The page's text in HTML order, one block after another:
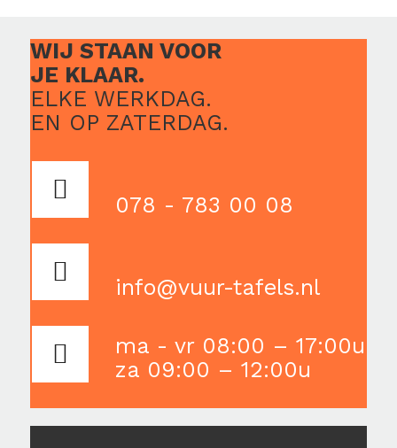
WIJ STAAN VOOR
JE KLAAR.
ELKE WERKDAG.
EN OP ZATERDAG.
078 - 783 00 08
info@vuur-tafels.nl
ma - vr 08:00 – 17:00u
za 09:00 – 12:00u